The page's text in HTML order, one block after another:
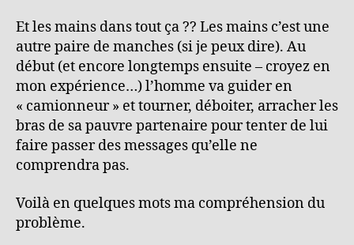
Et les mains dans tout ça ?? Les mains c’est une
autre paire de manches (si je peux dire). Au
début (et encore longtemps ensuite – croyez en
mon expérience…) l’homme va guider en
« camionneur » et tourner, déboiter, arracher les
bras de sa pauvre partenaire pour tenter de lui
faire passer des messages qu’elle ne
comprendra pas.
Voilà en quelques mots ma compréhension du
problème.